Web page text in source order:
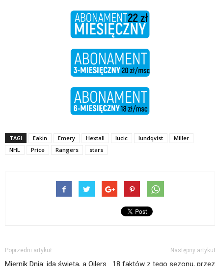
TAGI Eakin Emery Hextall lucic lundqvist
Miller
NHL
Price Rangers stars
Poprzedni artykuł
Miernik Dnia: idą święta, a Oilers
Następny artykuł
18 faktów z tego sezonu, przez